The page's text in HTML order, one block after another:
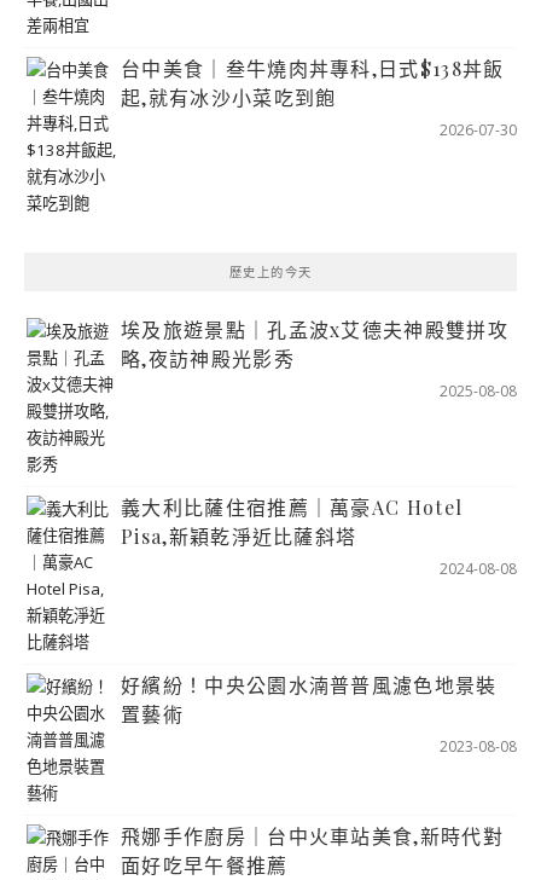
台中美食｜叁牛燒肉丼專科,日式$138丼飯
起,就有冰沙小菜吃到飽
2026-07-30
歷史上的今天
埃及旅遊景點｜孔孟波x艾德夫神殿雙拼攻
略,夜訪神殿光影秀
2025-08-08
義大利比薩住宿推薦｜萬豪AC Hotel
Pisa,新穎乾淨近比薩斜塔
2024-08-08
好繽紛！中央公園水湳普普風濾色地景裝
置藝術
2023-08-08
飛娜手作廚房｜台中火車站美食,新時代對
面好吃早午餐推薦